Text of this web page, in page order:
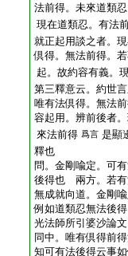
法前得。未來道類
現在道類忍。有法
就正起用談之者。
倶得。無法前得。
起。故約容有義。
第三釋意云。約世
唯有法倶得。無法
容起用。辨前後者
來法前得 爲言 是顯
釋也
問。金剛喩定。可
後得也 兩方。若有
無成就向道。金剛
例如道類忍無法後得
光法師所引婆沙論
同中。唯有倶得前
知可有法後得云事